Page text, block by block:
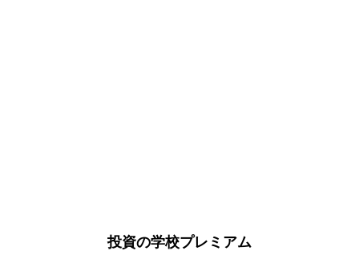
投資の学校プレミアム